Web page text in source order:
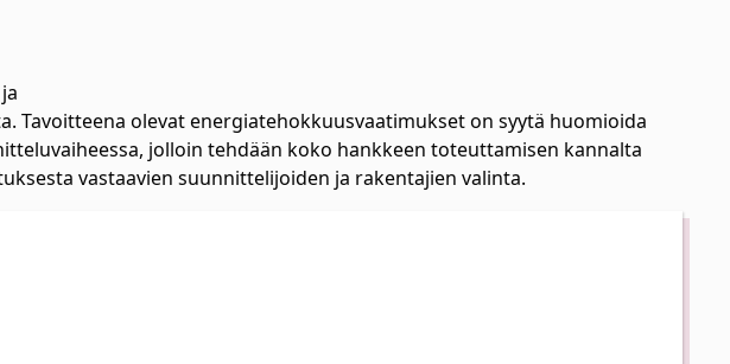
Tavoitteena olevat energiatehokkuusvaatimukset on syytä huomioida
jolloin tehdään koko hankkeen toteuttamisen kannalta
vastaavien suunnittelijoiden ja rakentajien valinta.